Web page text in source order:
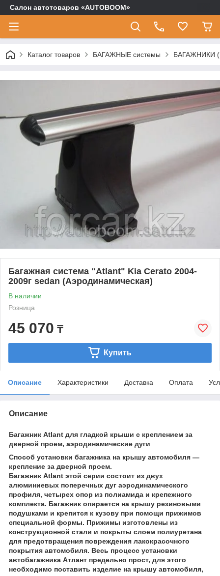
Салон автотоваров «AUTOBOOM»
Каталог товаров БАГАЖНЫЕ системы БАГАЖНИКИ
Багажная система "Atlant" Kia Cerato 2004-
2009г sedan (Аэродинамическая)
В наличии
Розница
45 070 ₸
Купить
Описание Характеристики Доставка Оплата
Описание
Багажник Atlant для гладкой крыши с креплением за
дверной проем, аэродинамические дуги
Способ установки багажника на крышу автомобиля —
крепление за дверной проем.
Багажник Atlant этой серии состоит из двух
алюминиевых поперечных дуг аэродинамического
профиля, четырех опор из полиамида и крепежного
комплекта. Багажник опирается на крышу резиновыми
подушками и крепится к кузову при помощи прижимов
специальной формы. Прижимы изготовлены из
конструкционной стали и покрыты слоем полиуретана
для предотвращения повреждения лакокрасочного
покрытия автомобиля. Весь процесс установки
автобагажника Атлант предельно прост, для этого
необходимо поставить изделие на крышу автомобиля,